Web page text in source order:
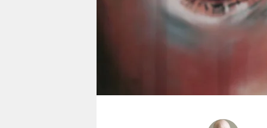
unterstützen
genossenschaft